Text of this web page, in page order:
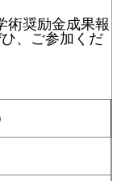
術奨励金成果報
、ご参加くだ